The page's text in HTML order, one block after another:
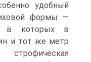
удобный
формы —
в которых в
и тот же метр